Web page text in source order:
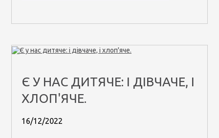
Є У НАС ДИТЯЧЕ: І ДІВЧАЧЕ, І
ХЛОП'ЯЧЕ.
16/12/2022